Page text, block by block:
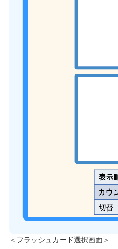
＜フラッシュカード選択画面＞